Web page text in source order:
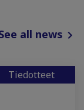
all news
Tiedotteet